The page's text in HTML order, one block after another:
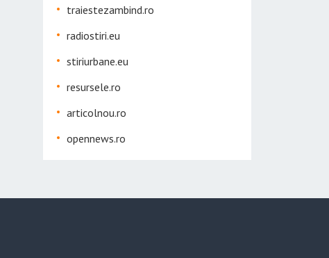
traiestezambind.ro
radiostiri.eu
stiriurbane.eu
resursele.ro
articolnou.ro
opennews.ro